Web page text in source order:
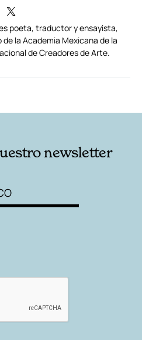
poeta, traductor y ensayista,
la Academia Mexicana de la
de Creadores de Arte.
newsletter